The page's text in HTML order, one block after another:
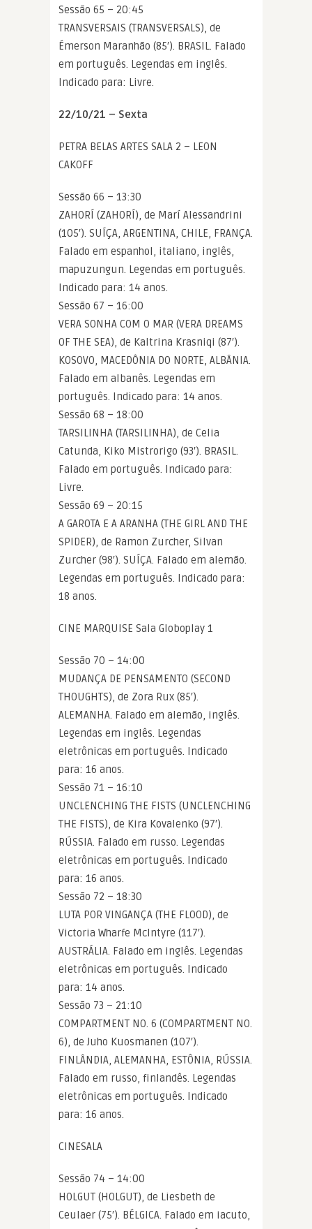
Sessão 65 – 20:45
TRANSVERSAIS (TRANSVERSALS), de
Émerson Maranhão (85′). BRASIL. Falado
em português. Legendas em inglês.
Indicado para: Livre.
22/10/21 – Sexta
PETRA BELAS ARTES SALA 2 – LEON
CAKOFF
Sessão 66 – 13:30
ZAHORÍ (ZAHORÍ), de Marí Alessandrini
(105′). SUÍÇA, ARGENTINA, CHILE, FRANÇA.
Falado em espanhol, italiano, inglês,
mapuzungun. Legendas em português.
Indicado para: 14 anos.
Sessão 67 – 16:00
VERA SONHA COM O MAR (VERA DREAMS
OF THE SEA), de Kaltrina Krasniqi (87′).
KOSOVO, MACEDÔNIA DO NORTE, ALBÂNIA.
Falado em albanês. Legendas em
português. Indicado para: 14 anos.
Sessão 68 – 18:00
TARSILINHA (TARSILINHA), de Celia
Catunda, Kiko Mistrorigo (93′). BRASIL.
Falado em português. Indicado para:
Livre.
Sessão 69 – 20:15
A GAROTA E A ARANHA (THE GIRL AND THE
SPIDER), de Ramon Zurcher, Silvan
Zurcher (98′). SUÍÇA. Falado em alemão.
Legendas em português. Indicado para:
18 anos.
CINE MARQUISE Sala Globoplay 1
Sessão 70 – 14:00
MUDANÇA DE PENSAMENTO (SECOND
THOUGHTS), de Zora Rux (85′).
ALEMANHA. Falado em alemão, inglês.
Legendas em inglês. Legendas
eletrônicas em português. Indicado
para: 16 anos.
Sessão 71 – 16:10
UNCLENCHING THE FISTS (UNCLENCHING
THE FISTS), de Kira Kovalenko (97′).
RÚSSIA. Falado em russo. Legendas
eletrônicas em português. Indicado
para: 16 anos.
Sessão 72 – 18:30
LUTA POR VINGANÇA (THE FLOOD), de
Victoria Wharfe McIntyre (117′).
AUSTRÁLIA. Falado em inglês. Legendas
eletrônicas em português. Indicado
para: 14 anos.
Sessão 73 – 21:10
COMPARTMENT NO. 6 (COMPARTMENT NO.
6), de Juho Kuosmanen (107′).
FINLÂNDIA, ALEMANHA, ESTÔNIA, RÚSSIA.
Falado em russo, finlandês. Legendas
eletrônicas em português. Indicado
para: 16 anos.
CINESALA
Sessão 74 – 14:00
HOLGUT (HOLGUT), de Liesbeth de
Ceulaer (75′). BÉLGICA. Falado em iacuto,